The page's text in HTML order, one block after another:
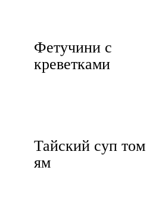
Фетучини с
креветками
Тайский суп том
ям